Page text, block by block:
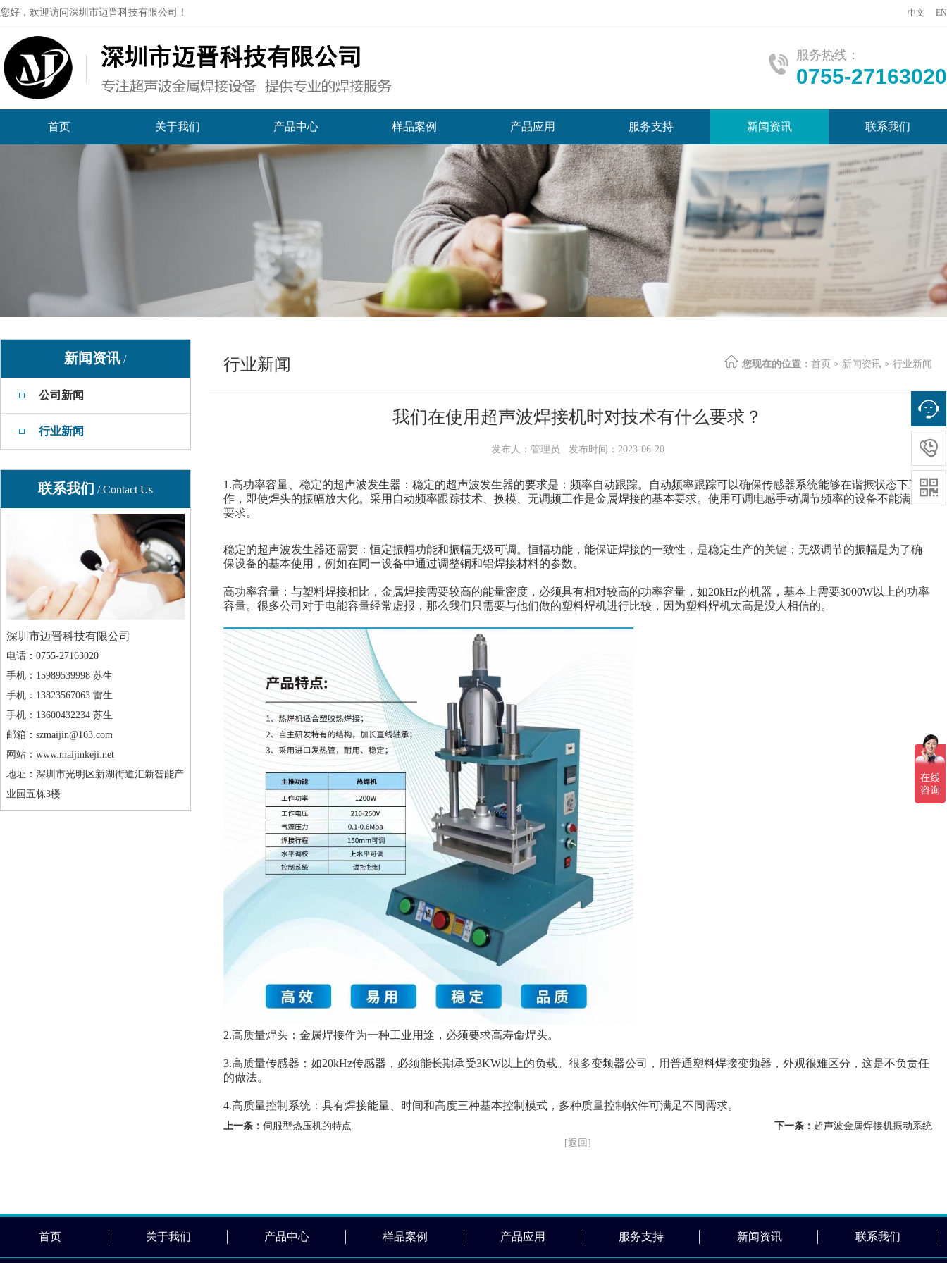
您好，欢迎访问深圳市迈晋科技有限公司！ 中文 EN
服务热线：
0755-27163020
首页 关于我们 产品中心 样品案例 产品应用 服务支持 新闻资讯 联系我们
新闻资讯 /
公司新闻
行业新闻
联系我们 / Contact Us
深圳市迈晋科技有限公司
电话：0755-27163020
手机：15989539998 苏生
手机：13823567063 雷生
手机：13600432234 苏生
邮箱：szmaijin@163.com
网站：www.maijinkeji.net
地址：深圳市光明区新湖街道汇新智能产
业园五栋3楼
行业新闻 您现在的位置：首页 > 新闻资讯 >行业新闻
我们在使用超声波焊接机时对技术有什么要求？
发布人：管理员 发布时间：2023-06-20
1.高功率容量、稳定的超声波发生器：稳定的超声波发生器的要求是：频率自动跟踪。自动频率跟踪可以确保传感器系统能够在谐振状态下工
作，即使焊头的振幅放大化。采用自动频率跟踪技术、换模、无调频工作是金属焊接的基本要求。使用可调电感手动调节频率的设备不能满足
要求。
稳定的超声波发生器还需要：恒定振幅功能和振幅无级可调。恒幅功能，能保证焊接的一致性，是稳定生产的关键；无级调节的振幅是为了确
保设备的基本使用，例如在同一设备中通过调整铜和铝焊接材料的参数。
高功率容量：与塑料焊接相比，金属焊接需要较高的能量密度，必须具有相对较高的功率容量，如20kHz的机器，基本上需要3000W以上的功率
容量。很多公司对于电能容量经常虚报，那么我们只需要与他们做的塑料焊机进行比较，因为塑料焊机太高是没人相信的。
2.高质量焊头：金属焊接作为一种工业用途，必须要求高寿命焊头。
3.高质量传感器：如20kHz传感器，必须能长期承受3KW以上的负载。很多变频器公司，用普通塑料焊接变频器，外观很难区分，这是不负责任
的做法。
4.高质量控制系统：具有焊接能量、时间和高度三种基本控制模式，多种质量控制软件可满足不同需求。
上一条： 伺服型热压机的特点 下一条： 超声波金属焊接机振动系统
[返回]
首页 关于我们 产品中心 样品案例 产品应用 服务支持 新闻资讯 联系我们

